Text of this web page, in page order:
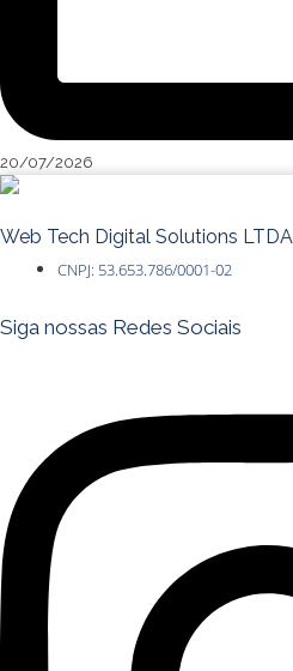
20/07/2026
Web Tech Digital Solutions LTDA
CNPJ: 53.653.786/0001-02
Siga nossas Redes Sociais